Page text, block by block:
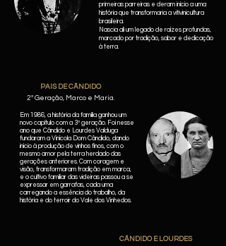
primeiras parreiras e deram início a uma
história que transformaria a vitivinicultura
brasileira.
Nascia ali um legado de raízes profundas,
marcado por tradição, sabor e dedicação
à terra.
PAIS DE CÂNDIDO
2ª Geração, Marco e Maria.
Em 1986, a história da família ganhou um
novo capítulo com a 3ª geração. Foi nesse
ano que Cândido e Lourdes Valduga
fundaram a Vinícola Dom Cândido, dando
início à produção de vinhos finos, com o
mesmo amor pela terra herdado das
gerações anteriores. Com coragem e
visão, transformaram tradição em marca,
e o cultivo familiar das videiras passou a se
expressar em garrafas, cada uma
carregando a essência do trabalho, da
história e do terroir do Vale dos Vinhedos.
CÂNDIDO E LOURDES